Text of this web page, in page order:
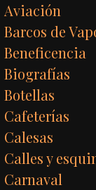
Aviación
Barcos de
Beneficencia
Biografías
Botellas
Cafeterías
Calesas
Calles y
Carnaval